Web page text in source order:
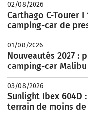
02/08/2026
Carthago C-Tourer I
camping-car de
01/08/2026
Nouveautés 2027 :
camping-car Malibu
03/08/2026
Sunlight Ibex 604D
terrain de moins de